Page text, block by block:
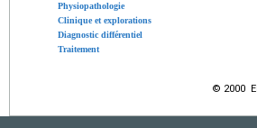
Physiopathologie
Clinique et explorations
Diagnostic différentiel
Traitement
© 2000